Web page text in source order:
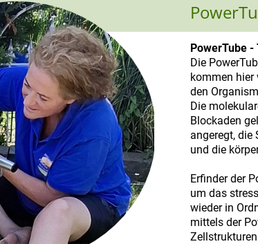
PowerTube
Die
kommen hier
den
Die
Blockaden
angeregt, die
und die
Erfinder der
um das
wieder in
mittels der